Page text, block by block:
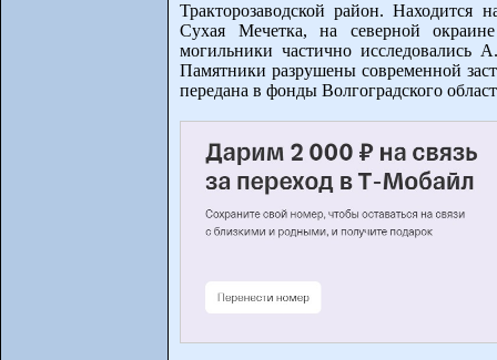
Тракторозаводской район.
Сухая Мечетка, на северной
могильники частично
Памятники разрушены современной
передана в фонды Волгоградского